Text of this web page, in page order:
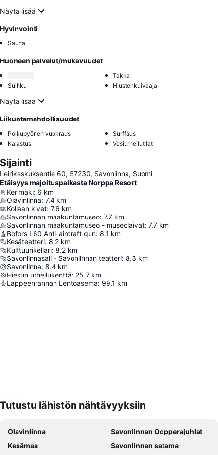
Näytä lisää
Hyvinvointi
Sauna
Huoneen palvelut/mukavuudet
Takka
Suihku
Hiustenkuivaaja
Näytä lisää
Liikuntamahdollisuudet
Polkupyörien vuokraus
Surffaus
Kalastus
Vesiurheilutilat
Sijainti
Leirikeskuksentie 60, 57230, Savonlinna, Suomi
Etäisyys majoituspaikasta Norppa Resort
Kerimäki: 6 km
Olavinlinna: 7.4 km
Kollaan kivet: 7.6 km
Savonlinnan maakuntamuseo: 7.7 km
Savonlinnan maakuntamuseo - museolaivat: 7.7 km
Bofors L60 Anti-aircraft gun: 8.1 km
Kesäteatteri: 8.2 km
Kulttuurikellari: 8.2 km
Savonlinnasali - Savonlinnan teatteri: 8.3 km
Savonlinna: 8.4 km
Hiesun urheilukenttä: 25.7 km
Lappeenrannan Lentoasema: 99.1 km
Tutustu lähistön nähtävyyksiin
Olavinlinna
Savonlinnan Oopperajuhlat
Kesämaa
Savonlinnan satama